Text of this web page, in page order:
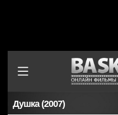
Душка (2007)